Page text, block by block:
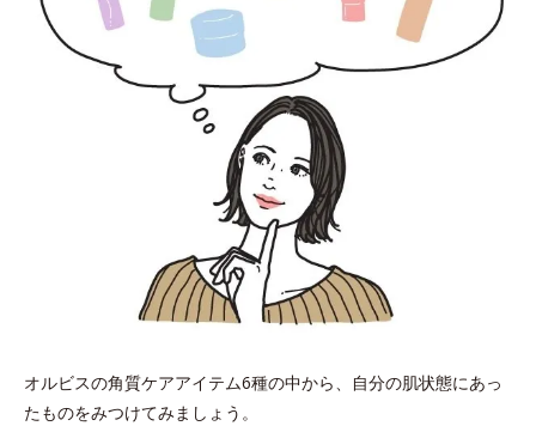
オルビスの角質ケアアイテム6種の中から、自分の肌状態にあっ
たものをみつけてみましょう。